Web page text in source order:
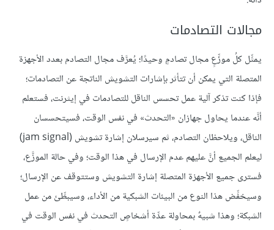
مجالات التصادمات
يمثِّل كلُ موزِّعٍ مجال تصادمٍ وحيدًا؛ يُعرَّف مجال التصادم بعدد الأجهزة
المتصلة التي يمكن أن تتأثر بإشارات التشويش الناتجة عن التصادمات؛
فإذا كنت تذكر آلية عمل تحسس الناقل للتصادمات في إيثرنت، فستعلم
أنَّه عندما يحاول جهازان «التحدث» في نفس الوقت، فسيتحسسان
الناقل، ويلاحظان التصادم، ثم سيرسلان إشارة تشويش (jam signal)
ليعلم الجميع أنَّ عليهم عدم الإرسال في هذا الوقت؛ وفي حالة الموزَّع،
فسترى جميع الأجهزة المتصلة إشارة التشويش وستتوقف عن الإرسال؛
وسيخفِّض هذا النوع من البيئات الشبكية من الأداء، وسيبطِّئ من عمل
الشبكة؛ وهذا شبيهٌ بمحاولة عدِّة أشخاصٍ التحدث في نفس الوقت في